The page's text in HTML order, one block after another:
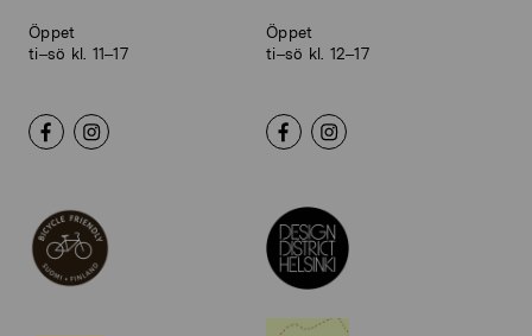
Öppet
ti–sö kl. 11–17
Öppet
ti–sö kl. 12–17